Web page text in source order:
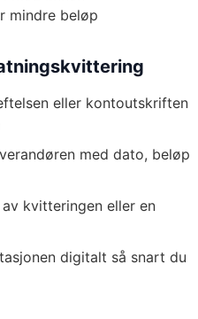
mindre beløp
eller kontoutskriften
med dato, beløp
kvitteringen eller en
digitalt så snart du